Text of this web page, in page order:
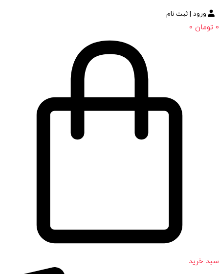
ورود | ثبت نام
0 تومان 0
سبد خرید